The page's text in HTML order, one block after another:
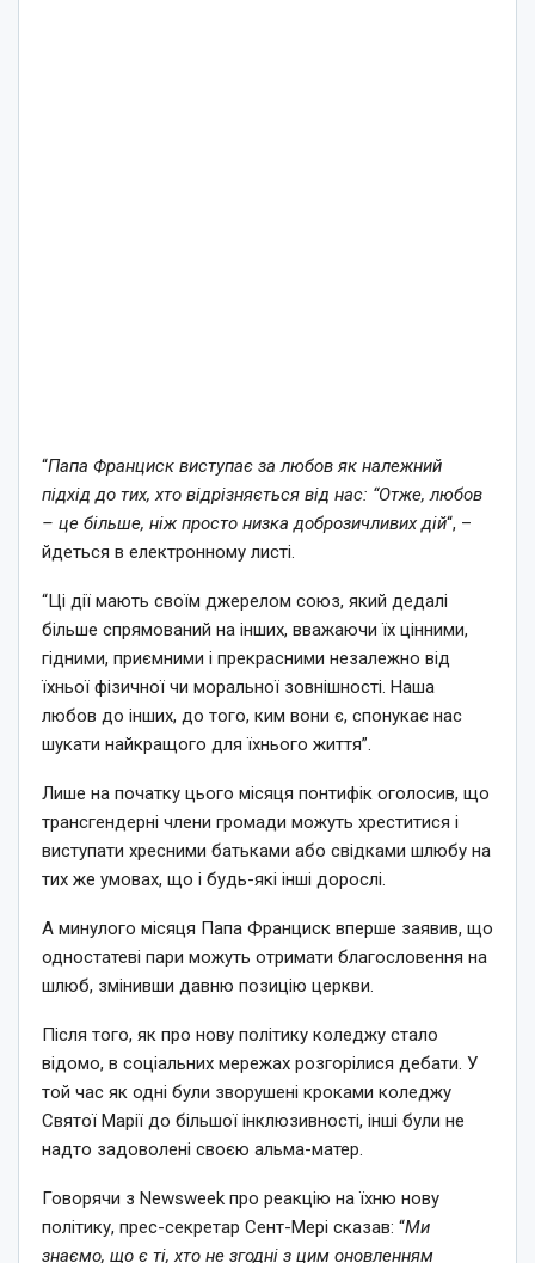
“Папа Франциск виступає за любов як належний
підхід до тих, хто відрізняється від нас: “Отже, любов
– це більше, ніж просто низка доброзичливих дій“, –
йдеться в електронному листі.
“Ці дії мають своїм джерелом союз, який дедалі
більше спрямований на інших, вважаючи їх цінними,
гідними, приємними і прекрасними незалежно від
їхньої фізичної чи моральної зовнішності. Наша
любов до інших, до того, ким вони є, спонукає нас
шукати найкращого для їхнього життя”.
Лише на початку цього місяця понтифік оголосив, що
трансгендерні члени громади можуть хреститися і
виступати хресними батьками або свідками шлюбу на
тих же умовах, що і будь-які інші дорослі.
А минулого місяця Папа Франциск вперше заявив, що
одностатеві пари можуть отримати благословення на
шлюб, змінивши давню позицію церкви.
Після того, як про нову політику коледжу стало
відомо, в соціальних мережах розгорілися дебати. У
той час як одні були зворушені кроками коледжу
Святої Марії до більшої інклюзивності, інші були не
надто задоволені своєю альма-матер.
Говорячи з Newsweek про реакцію на їхню нову
політику, прес-секретар Сент-Мері сказав: “Ми
знаємо, що є ті, хто не згодні з цим оновленням